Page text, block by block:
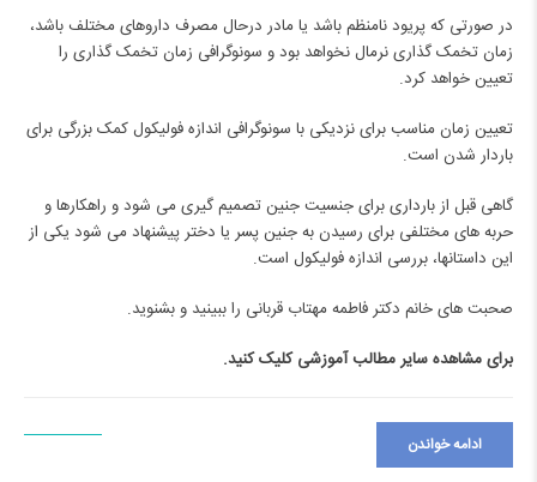
در صورتی که پریود نامنظم باشد یا مادر درحال مصرف داروهای مختلف باشد،
زمان تخمک گذاری نرمال نخواهد بود و سونوگرافی زمان تخمک گذاری را
تعیین خواهد کرد.
تعیین زمان مناسب برای نزدیکی با سونوگرافی اندازهفولیکول کمک بزرگی برای
باردار شدن است.
گاهی قبل از بارداری برای جنسیت جنین تصمیم گیری می شود و راهکارها و
حربه های مختلفی برای رسیدن به جنین پسر یا دختر پیشنهاد می شود یکی از
این داستانها، بررسی اندازه فولیکول است.
صحبت های خانم دکتر فاطمه مهتاب قربانی را ببینید و بشنوید.
برای مشاهده سایر مطالب آموزشیکلیک کنید.
ادامه خواندن